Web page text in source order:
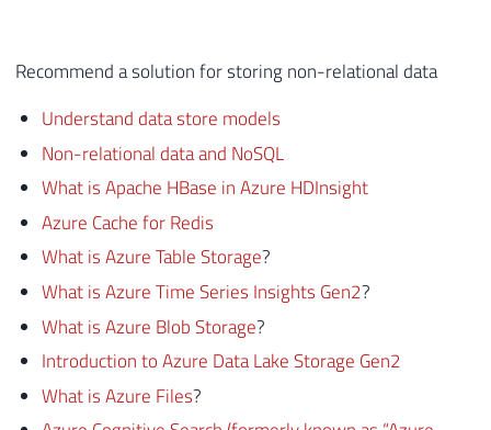
Recommend a solution for storing non-relational data
Understand data store models
Non-relational data and NoSQL
What is Apache HBase in Azure HDInsight
Azure Cache for Redis
What is Azure Table Storage?
What is Azure Time Series Insights Gen2?
What is Azure Blob Storage?
Introduction to Azure Data Lake Storage Gen2
What is Azure Files?